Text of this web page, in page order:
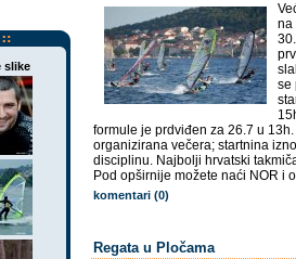
slike
na
se
formule je prdviđen za 26.7 u
organizirana večera; startnina
disciplinu. Najbolji hrvatski
Pod opširnije možete naći NOR i
komentari (0)
Regata u Pločama